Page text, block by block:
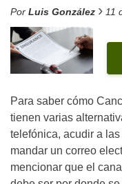
Por Luis González › 11
Para saber cómo
tienen varias
telefónica, acudir a
mandar un correo
mencionar que el